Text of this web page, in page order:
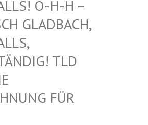
H – BERGIS
EBENFA
TLD IST EI
FÜR EINE D